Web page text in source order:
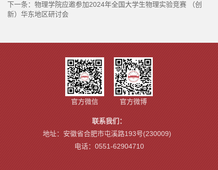
下一条： 物理学院应邀参加2024年全国大学生物理实验竞赛 （创
新）华东地区研讨会
官方微信 官方微博
联系我们：
地址：安徽省合肥市屯溪路193号(230009)
电话：0551-62904710